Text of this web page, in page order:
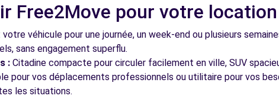
Free2Move pour votre
votre véhicule pour une journée, un week-end ou plusieurs
sans engagement superflu.
: Citadine compacte pour circuler facilement en ville, SUV
pour vos déplacements professionnels ou utilitaire pour vos
les situations.